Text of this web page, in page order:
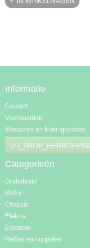
Informatie
Contact
Voorwaarden
Winacties en kortingscodes
Categorieën
Onderhoud
Motor
Chassis
Elektra
Exterieur
Heffen en koppelen